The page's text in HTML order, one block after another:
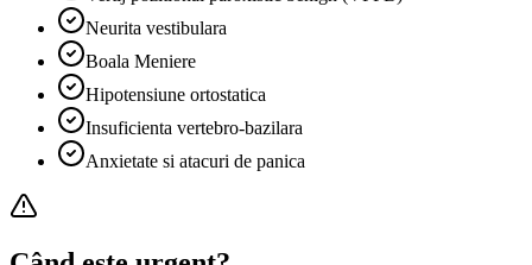
Neurita vestibulara
Boala Meniere
Hipotensiune ortostatica
Insuficienta vertebro-bazilara
Anxietate si atacuri de panica